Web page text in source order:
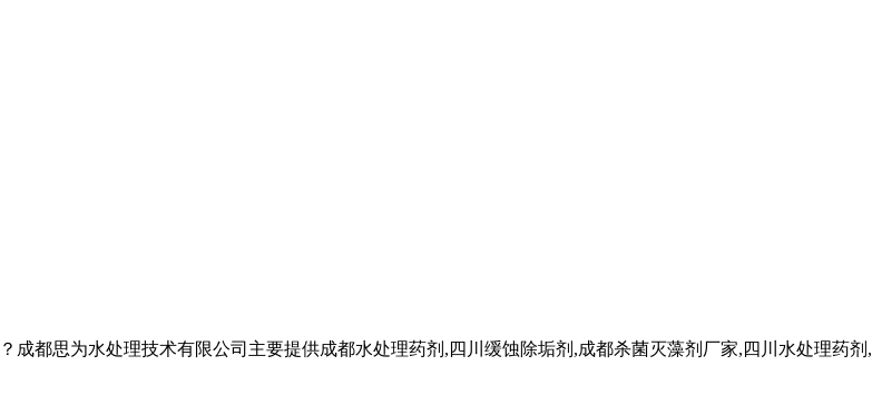
都思为水处理技术有限公司主要提供成都水处理药剂,四川缓蚀除垢剂,成都杀菌灭藻剂厂家,四川水处理药剂,